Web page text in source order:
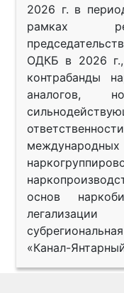
2026 г. в
рамках
ОДКБ в 2026 г.,
контрабанды
аналогов,
основ
легализации
«Канал-